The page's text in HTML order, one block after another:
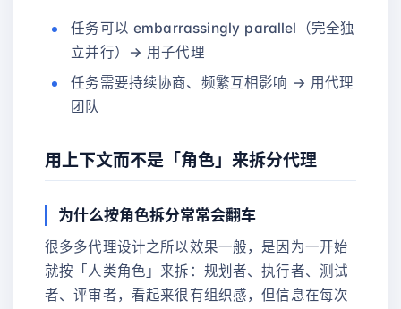
任务可以 embarrassingly parallel（完全独
立并行）→ 用子代理
任务需要持续协商、频繁互相影响 → 用代理
团队
用上下文而不是「角色」来拆分代理
为什么按角色拆分常常会翻车
很多多代理设计之所以效果一般，是因为一开始
就按「人类角色」来拆：规划者、执行者、测试
者、评审者，看起来很有组织感，但信息在每次